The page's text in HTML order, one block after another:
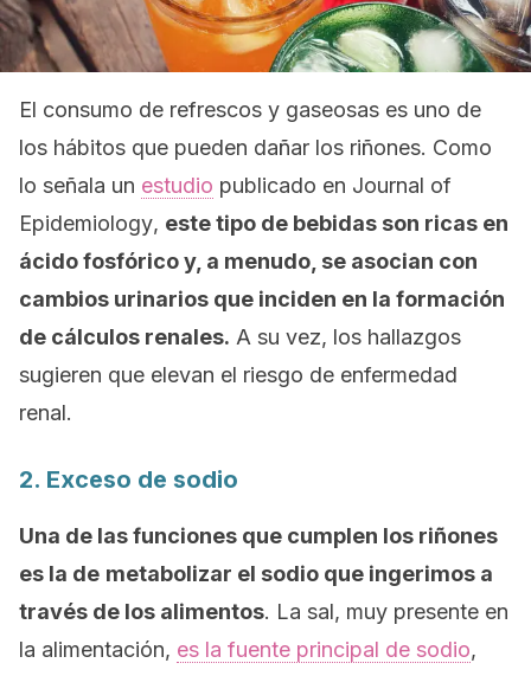
El consumo de refrescos y gaseosas es uno de
los hábitos que pueden dañar los riñones. Como
lo señala un estudio publicado en Journal of
Epidemiology, este tipo de bebidas son ricas en
ácido fosfórico y, a menudo, se asocian con
cambios urinarios que inciden en la formación
de cálculos renales. A su vez, los hallazgos
sugieren que elevan el riesgo de enfermedad
renal.
2. Exceso de sodio
Una de las funciones que cumplen los riñones
es la de metabolizar el sodio que ingerimos a
través de los alimentos. La sal, muy presente en
la alimentación, es la fuente principal de sodio,